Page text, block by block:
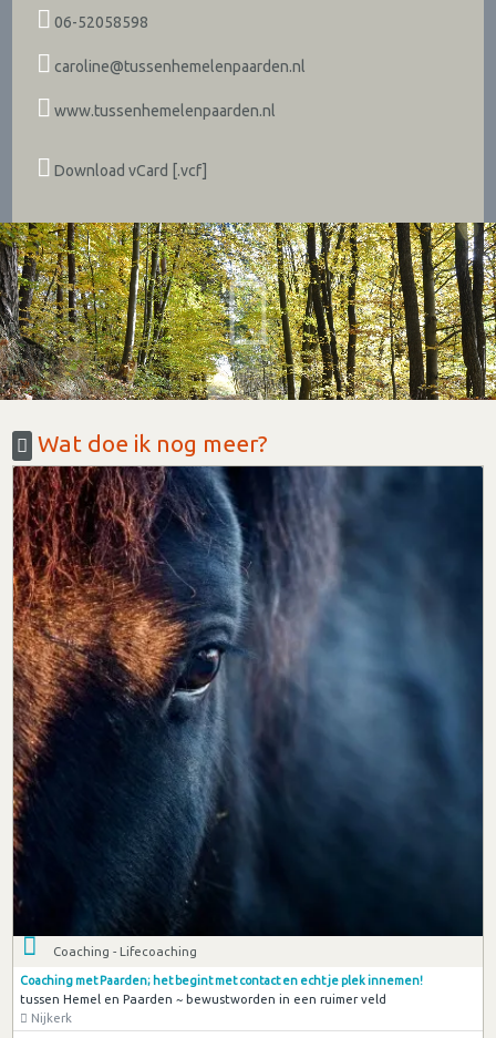
06-52058598
caroline@tussenhemelenpaarden.nl
www.tussenhemelenpaarden.nl
Download vCard [.vcf]
Wat doe ik nog meer?
Coaching - Lifecoaching
Coaching met Paarden; het begint met contact en echt je plek innemen!
tussen Hemel en Paarden ~ bewustworden in een ruimer veld
Nijkerk